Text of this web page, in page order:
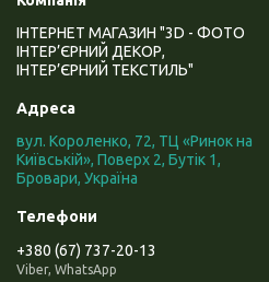
ІНТЕРНЕТ МАГАЗИН "3D - ФОТО
ІНТЕР’ЄРНИЙ ДЕКОР,
ІНТЕР’ЄРНИЙ ТЕКСТИЛЬ"
вул. Короленко, 72, ТЦ «Ринок на
Київській», Поверх 2, Бутік 1,
Бровари, Україна
+380 (67) 737-20-13
Viber, WhatsApp